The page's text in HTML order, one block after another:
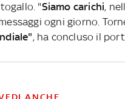
"Siamo carichi,
ogni giorno.
, ha concluso il
ANCHE